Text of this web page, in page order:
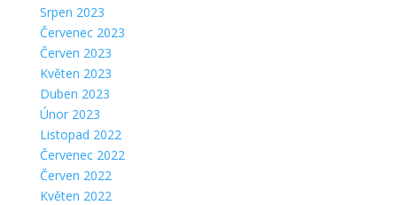
Srpen 2023
Červenec 2023
Červen 2023
Květen 2023
Duben 2023
Únor 2023
Listopad 2022
Červenec 2022
Červen 2022
Květen 2022